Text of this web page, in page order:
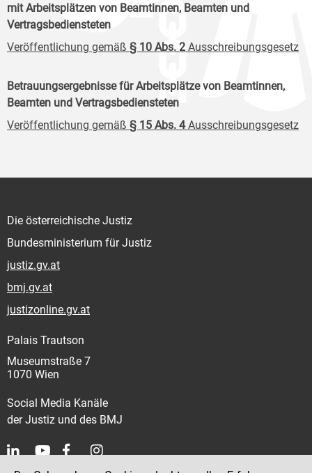
mit Arbeitsplätzen von Beamtinnen, Beamten und
Vertragsbediensteten
Veröffentlichung gemäß § 10 Abs. 2 Ausschreibungsgesetz
Betrauungsergebnisse für Arbeitsplätze von Beamtinnen,
Beamten und Vertragsbediensteten
Veröffentlichung gemäß § 15 Abs. 4Ausschreibungsgesetz
Die österreichische Justiz
Bundesministerium für Justiz
justiz.gv.at
bmj.gv.at
justizonline.gv.at
Palais Trautson
Museumstraße 7
1070 Wien
Social Media Kanäle
der Justiz und des BMJ